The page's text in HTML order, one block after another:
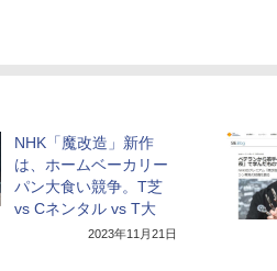
NHK「魔改造」新作
は、ホームベーカリー
パン大食い競争。T芝
vs Cネンタル vs T大
2023年11月21日